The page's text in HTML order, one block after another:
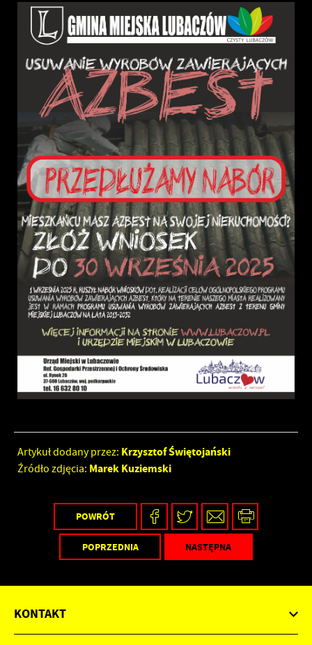
Artykuł dodany przez: Krzysztof Świętojański
Źródło zdjęcia: Marek Kuziemski
POWRÓT
POPRZEDNIA NASTĘPNA
KONTAKT